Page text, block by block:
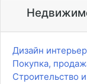
Дизайн
Покупка,
Строительство